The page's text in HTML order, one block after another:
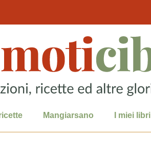
Mangiarsano I miei libri